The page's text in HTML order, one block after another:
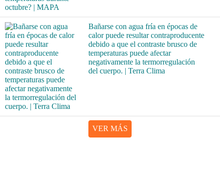
Bañarse con agua fría en épocas de
calor puede resultar contraproducente
debido a que el contraste brusco de
temperaturas puede afectar
negativamente la termorregulación
del cuerpo. | Terra Clima
VER MÁS